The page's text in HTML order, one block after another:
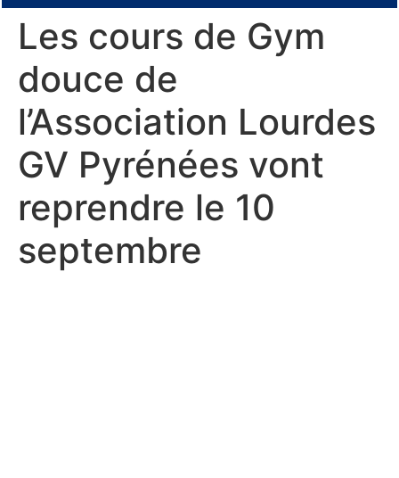
Les cours de Gym
douce de
l’Association Lourdes
GV Pyrénées vont
reprendre le 10
septembre